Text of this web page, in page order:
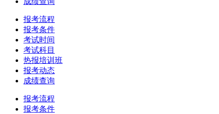
报考流程
报考条件
考试时间
考试科目
热报培训班
报考动态
成绩查询
报考流程
报考条件